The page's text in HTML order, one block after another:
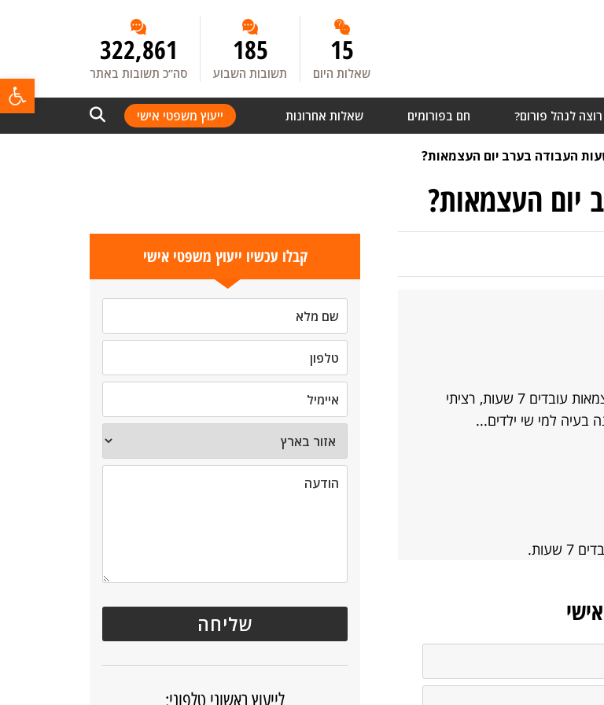
15
שאלות היום
185
תשובות השבוע
322,861
סה”כ תשובות באתר
רוצה לנהל פורום? חם בפורומים שאלות אחרונות ייעוץ משפטי אישי
העבודה בערב יום העצמאות?
יום העצמאות?
הבוקר קיבלנו במייל מכתב שבו כתוב כי מחר ערב יום העצמאות עובדים 7 שעות, רציתי
בעיה למי שי ילדים...
קבלו עכשיו ייעוץ משפטי אישי
לייעוץ ראשוני טלפוני: